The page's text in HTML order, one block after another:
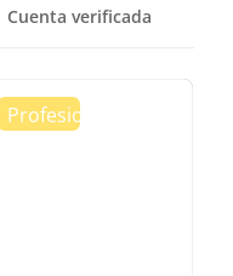
Cuenta verificada